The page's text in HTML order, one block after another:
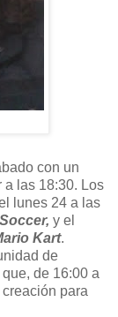
con un
a las 18:30. Los
lunes 24 a las
y el
Kart.
de
de 16:00 a
para